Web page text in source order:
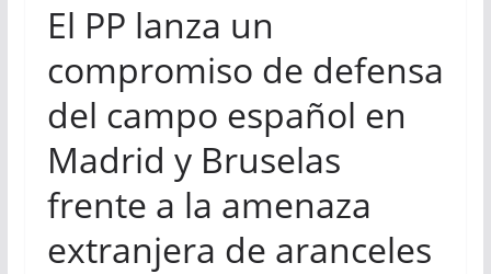
El PP lanza un
compromiso de defensa
del campo español en
Madrid y Bruselas
frente a la amenaza
extranjera de aranceles